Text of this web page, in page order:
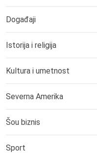
Događaji
Istorija i religija
Kultura i umetnost
Severna Amerika
Šou biznis
Sport